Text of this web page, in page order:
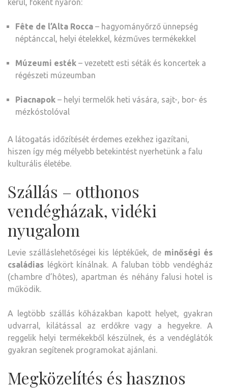
kerül, főként nyáron:
Fête de l’Alta Rocca – hagyományőrző ünnepség
néptánccal, helyi ételekkel, kézműves termékekkel
Múzeumi esték – vezetett esti séták és koncertek a
régészeti múzeumban
Piacnapok – helyi termelők heti vására, sajt-, bor- és
mézkóstolóval
A látogatás időzítését érdemes ezekhez igazítani,
hiszen így még mélyebb betekintést nyerhetünk a falu
kulturális életébe.
Szállás – otthonos
vendégházak, vidéki
nyugalom
Levie szálláslehetőségei kis léptékűek, de minőségi és
családias légkört kínálnak. A faluban több vendégház
(chambre d’hôtes), apartman és néhány falusi hotel is
működik.
A legtöbb szállás kőházakban kapott helyet, gyakran
udvarral, kilátással az erdőkre vagy a hegyekre. A
reggelik helyi termékekből készülnek, és a vendéglátók
gyakran segítenek programokat ajánlani.
Megközelítés és hasznos